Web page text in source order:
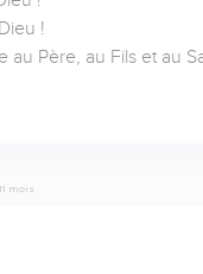
!
au Père, au Fils et au
mois